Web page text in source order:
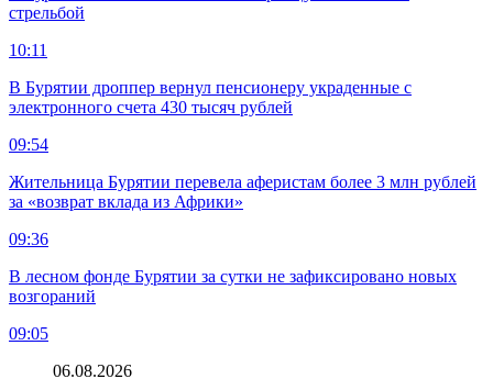
стрельбой
10:11
В Бурятии дроппер вернул пенсионеру украденные с
электронного счета 430 тысяч рублей
09:54
Жительница Бурятии перевела аферистам более 3 млн рублей
за «возврат вклада из Африки»
09:36
В лесном фонде Бурятии за сутки не зафиксировано новых
возгораний
09:05
06.08.2026